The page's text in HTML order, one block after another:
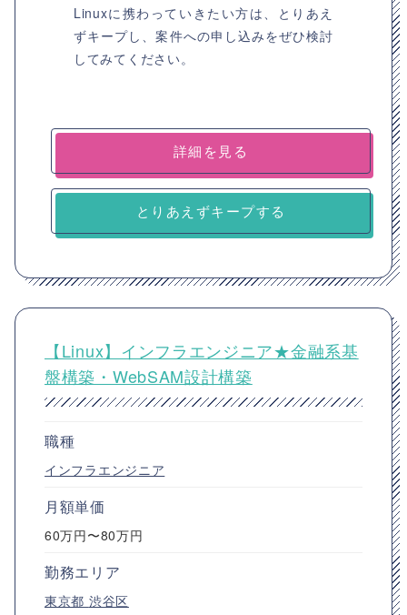
Linuxに携わっていきたい方は、とりあえ
ずキープし、案件への申し込みをぜひ検討
してみてください。
詳細を見る
とりあえずキープする
【Linux】インフラエンジニア★金融系基
盤構築・WebSAM設計構築
職種
インフラエンジニア
月額単価
60万円〜80万円
勤務エリア
東京都 渋谷区